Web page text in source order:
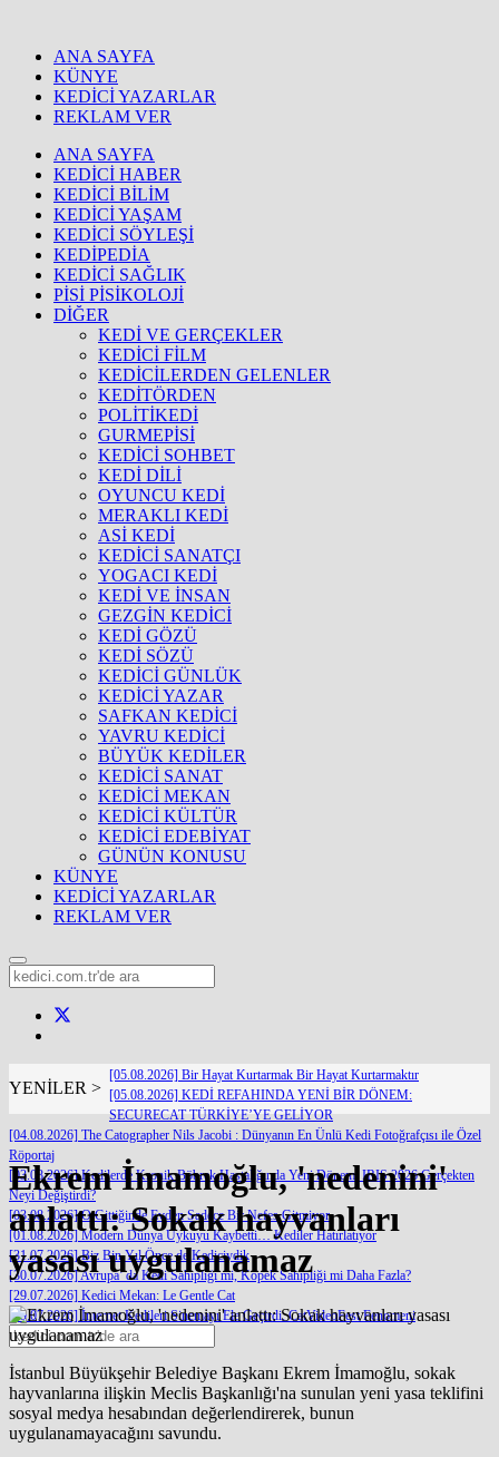
ANA SAYFA
KÜNYE
KEDİCİ YAZARLAR
REKLAM VER
ANA SAYFA
KEDİCİ HABER
KEDİCİ BİLİM
KEDİCİ YAŞAM
KEDİCİ SÖYLEŞİ
KEDİPEDİA
KEDİCİ SAĞLIK
PİSİ PİSİKOLOJİ
DİĞER
KEDİ VE GERÇEKLER
KEDİCİ FİLM
KEDİCİLERDEN GELENLER
KEDİTÖRDEN
POLİTİKEDİ
GURMEPİSİ
KEDİCİ SOHBET
KEDİ DİLİ
OYUNCU KEDİ
MERAKLI KEDİ
ASİ KEDİ
KEDİCİ SANATÇI
YOGACI KEDİ
KEDİ VE İNSAN
GEZGİN KEDİCİ
KEDİ GÖZÜ
KEDİ SÖZÜ
KEDİCİ GÜNLÜK
KEDİCİ YAZAR
SAFKAN KEDİCİ
YAVRU KEDİCİ
BÜYÜK KEDİLER
KEDİCİ SANAT
KEDİCİ MEKAN
KEDİCİ KÜLTÜR
KEDİCİ EDEBİYAT
GÜNÜN KONUSU
KÜNYE
KEDİCİ YAZARLAR
REKLAM VER
YENİLER >
[05.08.2026] Bir Hayat Kurtarmak Bir Hayat Kurtarmaktır
[05.08.2026] KEDİ REFAHINDA YENİ BİR DÖNEM:
SECURECAT TÜRKİYE’YE GELİYOR
[04.08.2026] The Catographer Nils Jacobi : Dünyanın En Ünlü Kedi Fotoğrafçısı ile Özel
Röportaj
[03.08.2026] Kedilerde Kronik Böbrek Hastalığında Yeni Dönem: IRIS 2026 Gerçekten
Neyi Değiştirdi?
[03.08.2026] O Gittiğinde Evden Sadece Bir Nefes Gitmiyor
[01.08.2026] Modern Dünya Uykuyu Kaybetti… Kediler Hatırlatıyor
[31.07.2026] Biz Bin Yıl Önce de Kediciydik
[30.07.2026] Avrupa’ da Kedi Sahipliği mi, Köpek Sahipliği mi Daha Fazla?
[29.07.2026] Kedici Mekan: Le Gentle Cat
[29.07.2026] İnternet Kedileri Sinemayı Ele Geçirdi: CatVideoFest Fenomeni
Ekrem İmamoğlu, 'nedenini'
anlattı: Sokak hayvanları
yasası uygulanamaz
İstanbul Büyükşehir Belediye Başkanı Ekrem İmamoğlu, sokak
hayvanlarına ilişkin Meclis Başkanlığı'na sunulan yeni yasa teklifini
sosyal medya hesabından değerlendirerek, bunun
uygulanamayacağını savundu.